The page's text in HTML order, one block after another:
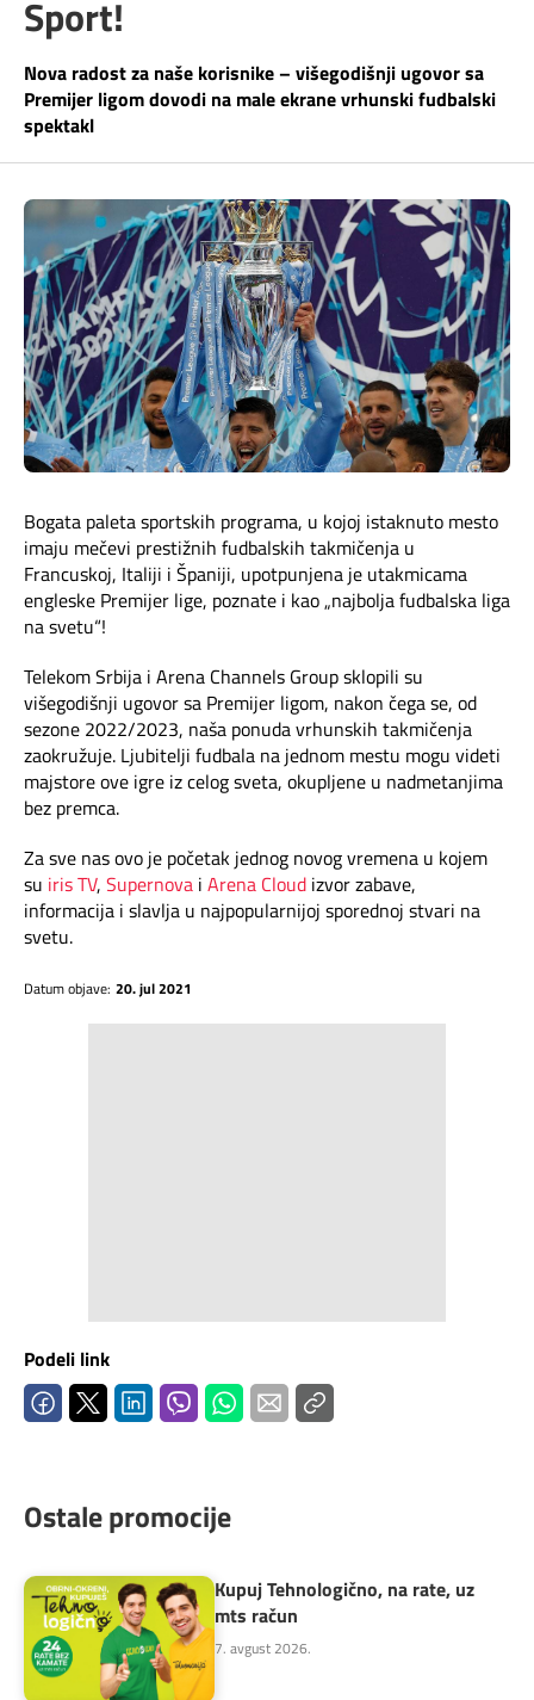
Pozivi ka inostranstvu
iris TV
Antena PLUS
TV APP
Šta da gledam?
Telefonski imenik
Samouslužni servisi
Kontakt centar
Kako do nas?
Rešavanje problema
Česta pitanja
Pokrivenost mreže
Mapa brzina
eRačun
Prilagođeno tebi
Putuj pametnije
Sport!
Nova radost za naše korisnike – višegodišnji ugovor sa
Premijer ligom dovodi na male ekrane vrhunski fudbalski
spektakl
Bogata paleta sportskih programa, u kojoj istaknuto mesto
imaju mečevi prestižnih fudbalskih takmičenja u
Francuskoj, Italiji i Španiji, upotpunjena je utakmicama
engleske Premijer lige, poznate i kao „najbolja fudbalska liga
na svetu“!
Telekom Srbija i Arena Channels Group sklopili su
višegodišnji ugovor sa Premijer ligom, nakon čega se, od
sezone 2022/2023, naša ponuda vrhunskih takmičenja
zaokružuje. Ljubitelji fudbala na jednom mestu mogu videti
majstore ove igre iz celog sveta, okupljene u nadmetanjima
bez premca.
Za sve nas ovo je početak jednog novog vremena u kojem
su iris TV, Supernova i Arena Cloud izvor zabave,
informacija i slavlja u najpopularnijoj sporednoj stvari na
svetu.
Datum objave: 20. jul 2021
Podeli link
Ostale promocije
Kupuj Tehnologično, na rate, uz
mts račun
7. avgust 2026.